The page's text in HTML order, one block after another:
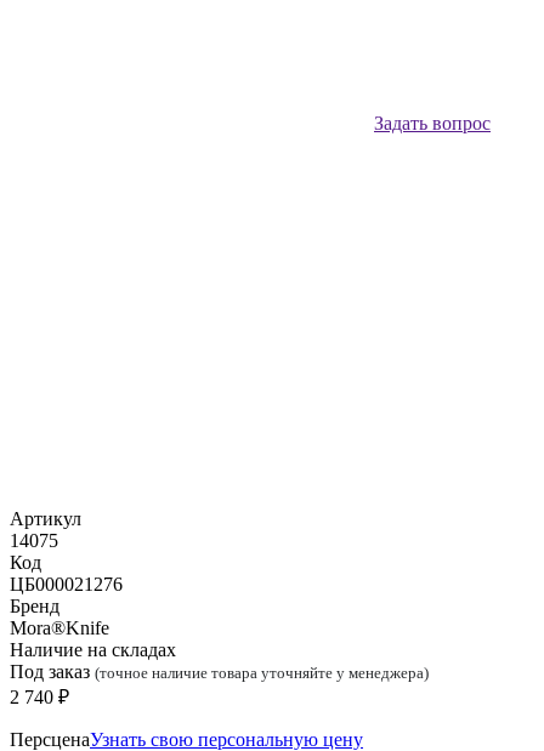
Задать вопрос
Артикул
14075
Код
ЦБ000021276
Бренд
Mora®Knife
Наличие на складах
Под заказ (точное наличие товара уточняйте у менеджера)
2 740 ₽
ПерсценаУзнать свою персональную цену